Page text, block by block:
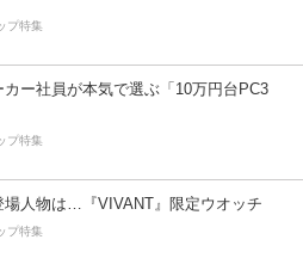
プ特集
ー社員が本気で選ぶ「10万円台PC3
プ特集
場人物は…『VIVANT』限定ウオッチ
プ特集